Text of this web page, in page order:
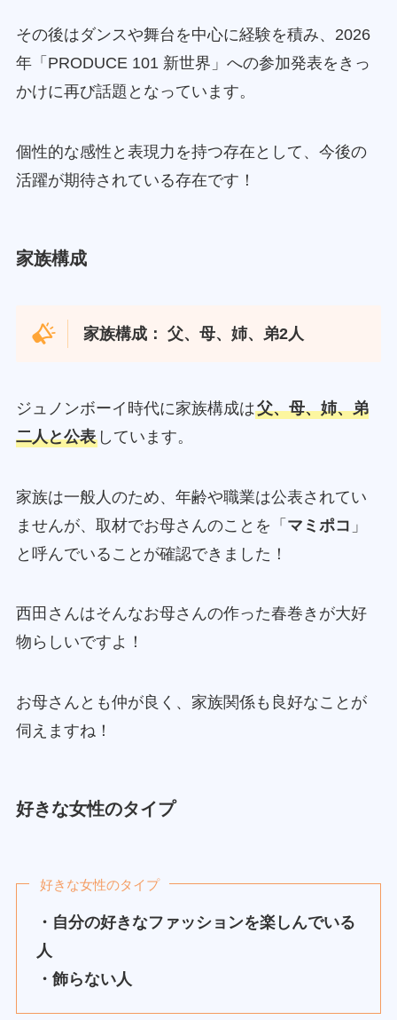
その後はダンスや舞台を中心に経験を積み、2026
年「PRODUCE 101 新世界」への参加発表をきっ
かけに再び話題となっています。
個性的な感性と表現力を持つ存在として、今後の
活躍が期待されている存在です！
家族構成
家族構成： 父、母、姉、弟2人
ジュノンボーイ時代に家族構成は父、母、姉、弟
二人と公表しています。
家族は一般人のため、年齢や職業は公表されてい
ませんが、取材でお母さんのことを「 マミポコ 」
と呼んでいることが確認できました！
西田さんはそんなお母さんの作った春巻きが大好
物らしいですよ！
お母さんとも仲が良く、家族関係も良好なことが
伺えますね！
好きな女性のタイプ
好きな女性のタイプ
・自分の好きなファッションを楽しんでいる
人
・飾らない人